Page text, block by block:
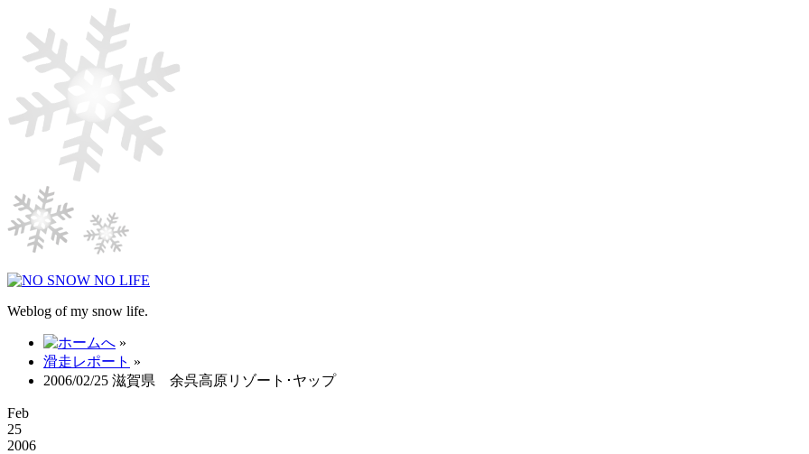
Weblog of my snow life.
»
滑走レポート »
2006/02/25 滋賀県 余呉高原リゾート･ヤップ
Feb
25
2006